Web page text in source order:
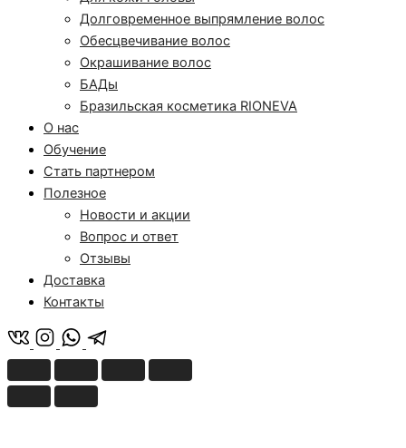
Долговременное выпрямление волос
Обесцвечивание волос
Окрашивание волос
БАДы
Бразильская косметика RIONEVA
О нас
Обучение
Стать партнером
Полезное
Новости и акции
Вопрос и ответ
Отзывы
Доставка
Контакты